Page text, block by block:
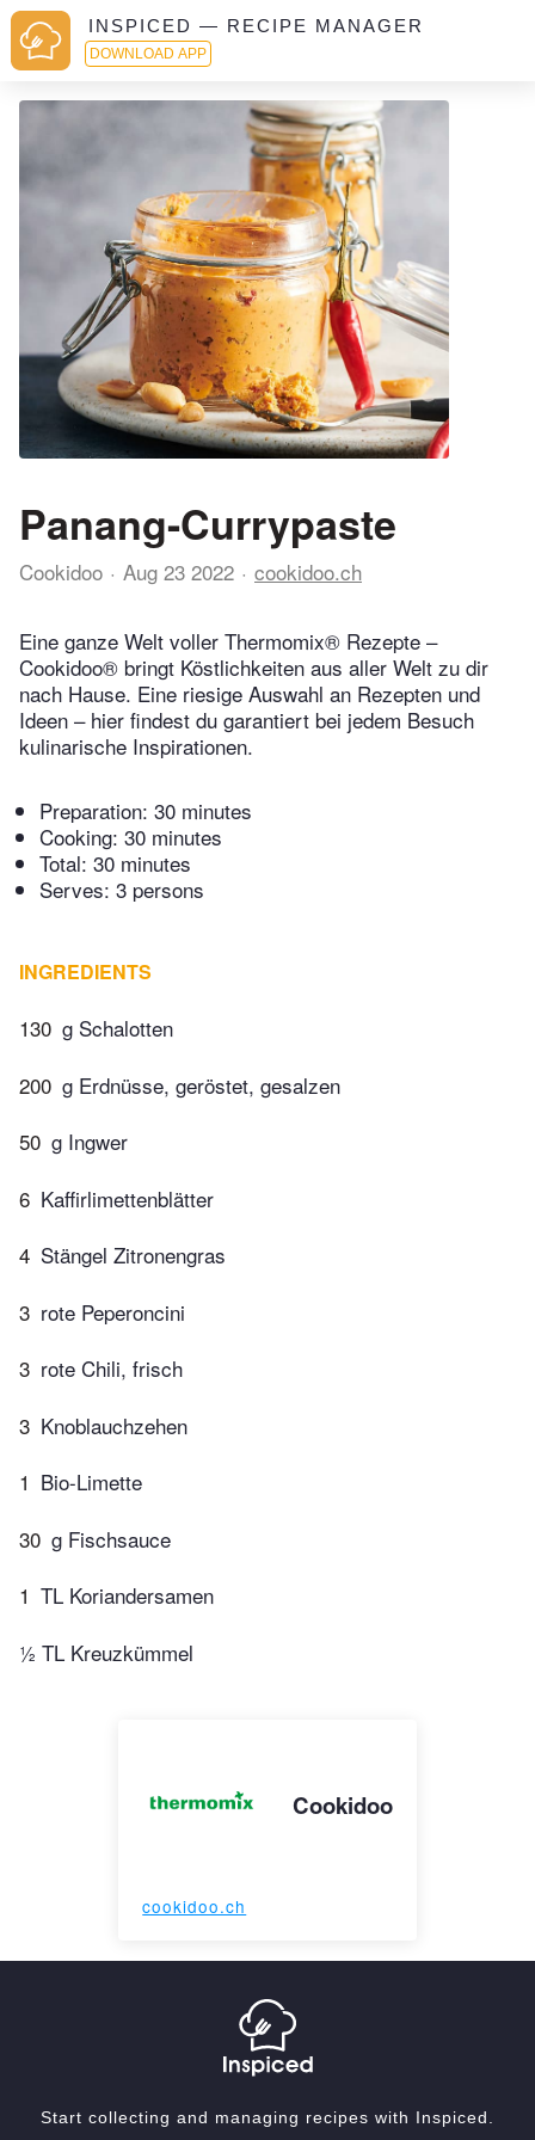
INSPICED — RECIPE MANAGER
DOWNLOAD APP
Panang-Currypaste
Cookidoo Aug 23 2022 cookidoo.ch
Eine ganze Welt voller Thermomix® Rezepte –
Cookidoo® bringt Köstlichkeiten aus aller Welt zu dir
nach Hause. Eine riesige Auswahl an Rezepten und
Ideen – hier findest du garantiert bei jedem Besuch
kulinarische Inspirationen.
Preparation: 30 minutes
Cooking: 30 minutes
Total: 30 minutes
Serves: 3 persons
INGREDIENTS
130 g Schalotten
200 g Erdnüsse, geröstet, gesalzen
50 g Ingwer
6 Kaffirlimettenblätter
4 Stängel Zitronengras
3 rote Peperoncini
3 rote Chili, frisch
3 Knoblauchzehen
1 Bio-Limette
30 g Fischsauce
1 TL Koriandersamen
½ TL Kreuzkümmel
Cookidoo
cookidoo.ch
Start collecting and managing recipes with Inspiced.